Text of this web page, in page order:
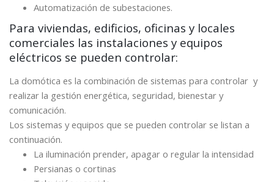
Automatización de subestaciones.
Para viviendas, edificios, oficinas y locales
comerciales las instalaciones y equipos
eléctricos se pueden controlar:
La domótica es la combinación de sistemas para controlar y
realizar la gestión energética, seguridad, bienestar y
comunicación.
Los sistemas y equipos que se pueden controlar se listan a
continuación.
La iluminación prender, apagar o regular la intensidad
Persianas o cortinas